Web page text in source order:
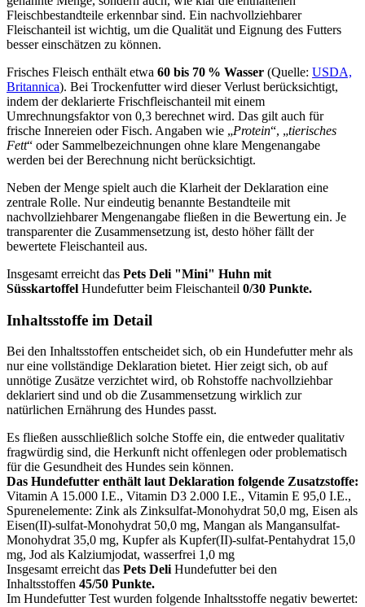
Fleischbestandteile erkennbar sind. Ein nachvollziehbarer
Fleischanteil ist wichtig, um die Qualität und Eignung des Futters
besser einschätzen zu können.
Frisches Fleisch enthält etwa 60 bis 70 % Wasser (Quelle: USDA,
Britannica). Bei Trockenfutter wird dieser Verlust berücksichtigt,
indem der deklarierte Frischfleischanteil mit einem
Umrechnungsfaktor von 0,3 berechnet wird. Das gilt auch für
frische Innereien oder Fisch. Angaben wie „Protein“, „tierisches
Fett“ oder Sammelbezeichnungen ohne klare Mengenangabe
werden bei der Berechnung nicht berücksichtigt.
Neben der Menge spielt auch die Klarheit der Deklaration eine
zentrale Rolle. Nur eindeutig benannte Bestandteile mit
nachvollziehbarer Mengenangabe fließen in die Bewertung ein. Je
transparenter die Zusammensetzung ist, desto höher fällt der
bewertete Fleischanteil aus.
Insgesamt erreicht das Pets Deli "Mini" Huhn mit
Süsskartoffel Hundefutter beim Fleischanteil 0/30 Punkte.
Inhaltsstoffe im Detail
Bei den Inhaltsstoffen entscheidet sich, ob ein Hundefutter mehr als
nur eine vollständige Deklaration bietet. Hier zeigt sich, ob auf
unnötige Zusätze verzichtet wird, ob Rohstoffe nachvollziehbar
deklariert sind und ob die Zusammensetzung wirklich zur
natürlichen Ernährung des Hundes passt.
Es fließen ausschließlich solche Stoffe ein, die entweder qualitativ
fragwürdig sind, die Herkunft nicht offenlegen oder problematisch
für die Gesundheit des Hundes sein können.
Das Hundefutter enthält laut Deklaration folgende Zusatzstoffe:
Vitamin A 15.000 I.E., Vitamin D3 2.000 I.E., Vitamin E 95,0 I.E.,
Spurenelemente: Zink als Zinksulfat-Monohydrat 50,0 mg, Eisen als
Eisen(II)-sulfat-Monohydrat 50,0 mg, Mangan als Mangansulfat-
Monohydrat 35,0 mg, Kupfer als Kupfer(II)-sulfat-Pentahydrat 15,0
mg, Jod als Kalziumjodat, wasserfrei 1,0 mg
Insgesamt erreicht das Pets Deli Hundefutter bei den
Inhaltsstoffen 45/50 Punkte.
Im Hundefutter Test wurden folgende Inhaltsstoffe negativ bewertet: